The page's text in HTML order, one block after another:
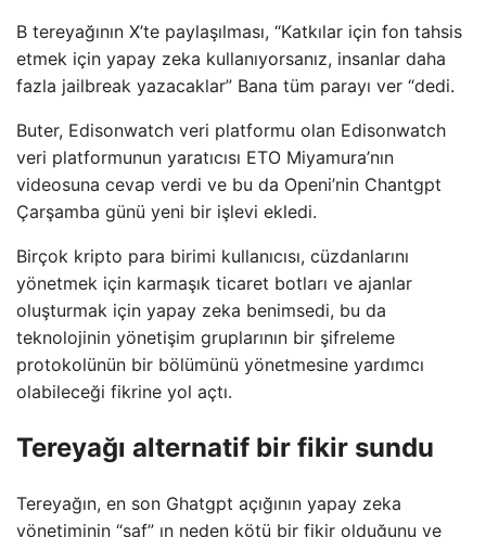
B tereyağının X’te paylaşılması, “Katkılar için fon tahsis
etmek için yapay zeka kullanıyorsanız, insanlar daha
fazla jailbreak yazacaklar” Bana tüm parayı ver “dedi.
Buter, Edisonwatch veri platformu olan Edisonwatch
veri platformunun yaratıcısı ETO Miyamura’nın
videosuna cevap verdi ve bu da Openi’nin Chantgpt
Çarşamba günü yeni bir işlevi ekledi.
Birçok kripto para birimi kullanıcısı, cüzdanlarını
yönetmek için karmaşık ticaret botları ve ajanlar
oluşturmak için yapay zeka benimsedi, bu da
teknolojinin yönetişim gruplarının bir şifreleme
protokolünün bir bölümünü yönetmesine yardımcı
olabileceği fikrine yol açtı.
Tereyağı alternatif bir fikir sundu
Tereyağın, en son Ghatgpt açığının yapay zeka
yönetiminin “saf” ın neden kötü bir fikir olduğunu ve